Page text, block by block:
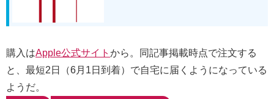
購入はApple公式サイト から。同記事掲載時点で注文する
と、最短2日（6月1日到着）で自宅に届くようになっている
ようだ。